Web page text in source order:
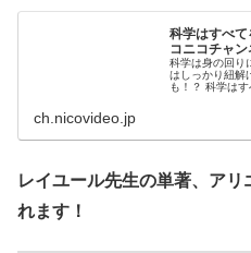
科学はすべ
コニコチャン
科学は身の回り
はしっかり紐解
も！？ 科学は
ch.nicovideo.jp
レイユール先生の単著、ア
れます！